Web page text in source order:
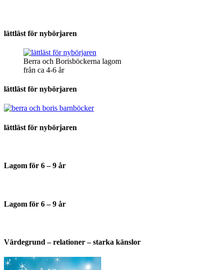
lättläst för nybörjaren
Berra och Borisböckerna lagom
från ca 4-6 år
lättläst för nybörjaren
lättläst för nybörjaren
Lagom för 6 – 9 år
Lagom för 6 – 9 år
Värdegrund – relationer – starka känslor